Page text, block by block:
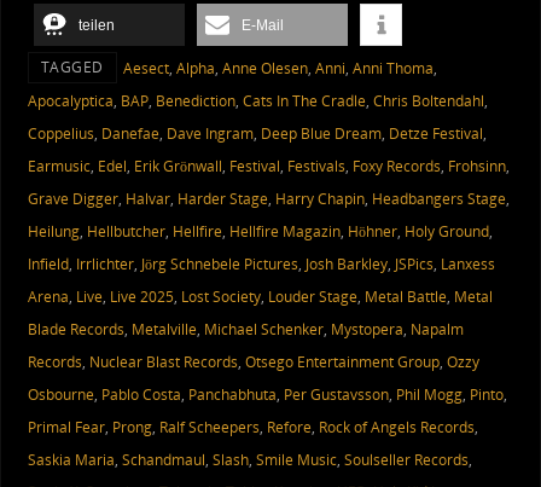
teilen E-Mail
TAGGED Aesect, Alpha, Anne Olesen, Anni, Anni Thoma,
Apocalyptica, BAP, Benediction, Cats In The Cradle, Chris Boltendahl,
Coppelius, Danefae, Dave Ingram, Deep Blue Dream, Detze Festival,
Earmusic, Edel, Erik Grönwall, Festival, Festivals, Foxy Records, Frohsinn,
Grave Digger, Halvar, Harder Stage, Harry Chapin, Headbangers Stage,
Heilung, Hellbutcher, Hellfire, Hellfire Magazin, Höhner, Holy Ground,
Infield, Irrlichter, Jörg Schnebele Pictures, Josh Barkley, JSPics, Lanxess
Arena, Live, Live 2025, Lost Society, Louder Stage, Metal Battle, Metal
Blade Records, Metalville, Michael Schenker, Mystopera, Napalm
Records, Nuclear Blast Records, Otsego Entertainment Group, Ozzy
Osbourne, Pablo Costa, Panchabhuta, Per Gustavsson, Phil Mogg, Pinto,
Primal Fear, Prong, Ralf Scheepers, Refore, Rock of Angels Records,
Saskia Maria, Schandmaul, Slash, Smile Music, Soulseller Records,